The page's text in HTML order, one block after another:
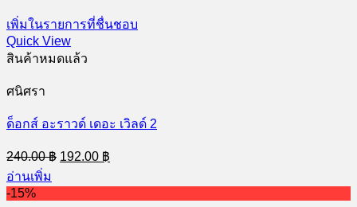
เพิ่มในรายการที่ชื่นชอบ
Quick View
สินค้าหมดแล้ว
ศนิศรา
ด็อกส์ อะราวด์ เดอะ เวิลด์ 2
240.00฿ Original
price
240.00 ฿.
192.00 ฿
price
192.00 ฿.
อ่านเพิ่ม
-15%